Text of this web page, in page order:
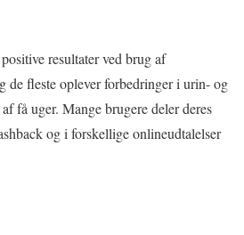
resultater ved brug af
de fleste oplever forbedringer i urin- og
få uger. Mange brugere deler deres
og i forskellige onlineudtalelser